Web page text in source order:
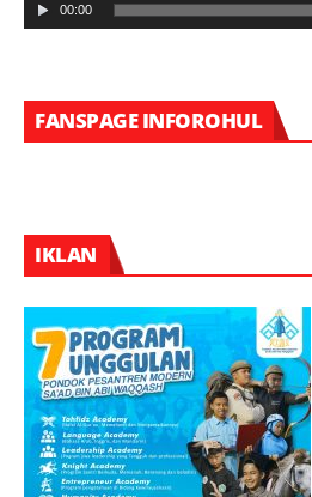
00:00
FANSPAGE INFOROHUL
IKLAN